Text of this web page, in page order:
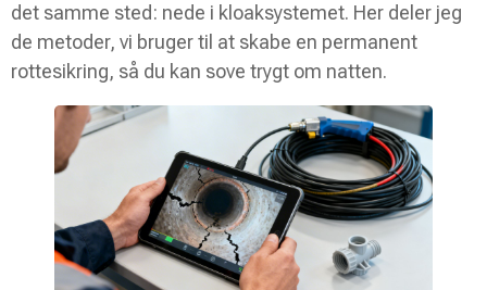
det samme sted: nede i kloaksystemet. Her deler jeg
de metoder, vi bruger til at skabe en permanent
rottesikring, så du kan sove trygt om natten.